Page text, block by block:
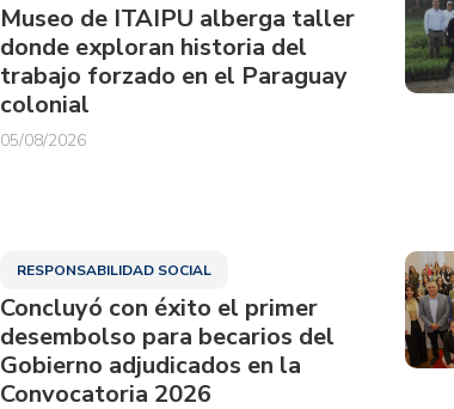
Museo de ITAIPU alberga taller
donde exploran historia del
trabajo forzado en el Paraguay
colonial
05/08/2026
RESPONSABILIDAD SOCIAL
Concluyó con éxito el primer
desembolso para becarios del
Gobierno adjudicados en la
Convocatoria 2026